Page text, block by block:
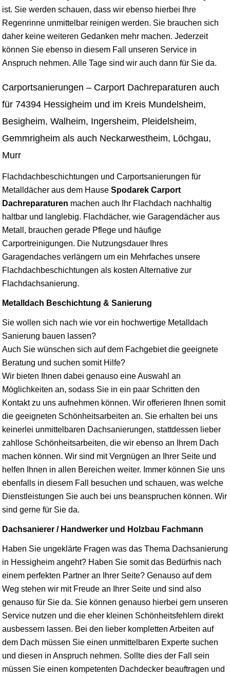
ist. Sie werden schauen, dass wir ebenso hierbei Ihre
Regenrinne unmittelbar reinigen werden. Sie brauchen sich
daher keine weiteren Gedanken mehr machen. Jederzeit
können Sie ebenso in diesem Fall unseren Service in
Anspruch nehmen. Alle Tage sind wir auch dann für Sie da.
Carportsanierungen – Carport Dachreparaturen auch
für 74394 Hessigheim und im Kreis Mundelsheim,
Besigheim, Walheim, Ingersheim, Pleidelsheim,
Gemmrigheim als auch Neckarwestheim, Löchgau,
Murr
Flachdachbeschichtungen und Carportsanierungen für
Metalldächer aus dem Hause Spodarek Carport
Dachreparaturen machen auch Ihr Flachdach nachhaltig
haltbar und langlebig. Flachdächer, wie Garagendächer aus
Metall, brauchen gerade Pflege und häufige
Carportreinigungen. Die Nutzungsdauer Ihres
Garagendaches verlängern um ein Mehrfaches unsere
Flachdachbeschichtungen als kosten Alternative zur
Flachdachsanierung.
Metalldach Beschichtung & Sanierung
Sie wollen sich nach wie vor ein hochwertige Metalldach
Sanierung bauen lassen?
Auch Sie wünschen sich auf dem Fachgebiet die geeignete
Beratung und suchen somit Hilfe?
Wir bieten Ihnen dabei genauso eine Auswahl an
Möglichkeiten an, sodass Sie in ein paar Schritten den
Kontakt zu uns aufnehmen können. Wir offerieren Ihnen somit
die geeigneten Schönheitsarbeiten an. Sie erhalten bei uns
keinerlei unmittelbaren Dachsanierungen, stattdessen lieber
zahllose Schönheitsarbeiten, die wir ebenso an Ihrem Dach
machen können. Wir sind mit Vergnügen an Ihrer Seite und
helfen Ihnen in allen Bereichen weiter. Immer können Sie uns
ebenfalls in diesem Fall besuchen und schauen, was welche
Dienstleistungen Sie auch bei uns beanspruchen können. Wir
sind gerne für Sie da.
Dachsanierer / Handwerker und Holzbau Fachmann
Haben Sie ungeklärte Fragen was das Thema Dachsanierung
in Hessigheim angeht? Haben Sie somit das Bedürfnis nach
einem perfekten Partner an Ihrer Seite? Genauso auf dem
Weg stehen wir mit Freude an Ihrer Seite und sind also
genauso für Sie da. Sie können genauso hierbei gern unseren
Service nutzen und die eher kleinen Schönheitsfehlern direkt
ausbessern lassen. Bei den lieber kompletten Arbeiten auf
dem Dach müssen Sie einen unmittelbaren Experte suchen
und diesen in Anspruch nehmen. Sollte dies der Fall sein
müssen Sie einen kompetenten Dachdecker beauftragen und